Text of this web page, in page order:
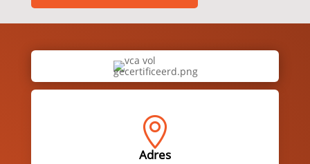

Adres